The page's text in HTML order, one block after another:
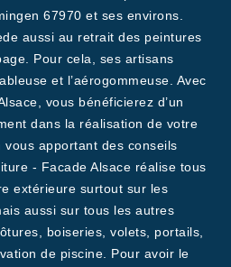
67970 et ses environs.
aussi au retrait des peintures
Pour cela, ses artisans
et l’aérogommeuse. Avec
vous bénéficierez d’un
dans la réalisation de votre
vous apportant des conseils
- Facade Alsace réalise tous
extérieure surtout sur les
aussi sur tous les autres
boiseries, volets, portails,
de piscine. Pour avoir le